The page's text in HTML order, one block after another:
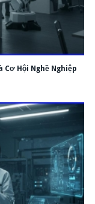
Cơ Hội Nghề Nghiệp